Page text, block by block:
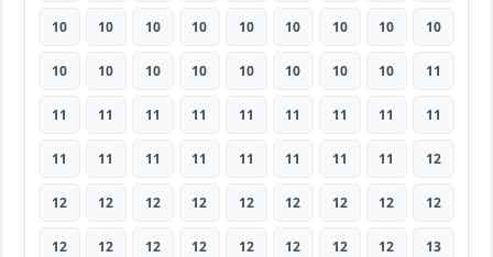
10 10 10 10 10 10 10 10 10
10 10 10 10 10 10 10 10 11
11 11 11 11 11 11 11 11 11
11 11 11 11 11 11 11 11 12
12 12 12 12 12 12 12 12 12
12 12 12 12 12 12 12 12 13